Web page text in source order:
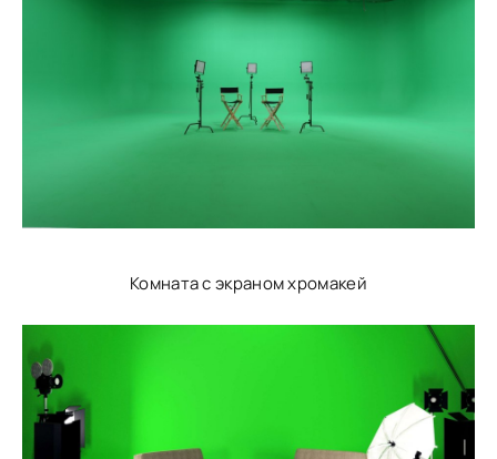
Комната с экраном хромакей